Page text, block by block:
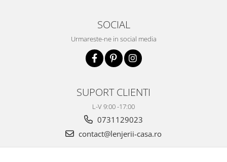
SOCIAL
Urmareste-ne in social media
SUPORT CLIENTI
L-V 9:00 -17:00
0731129023
contact@lenjerii-casa.ro